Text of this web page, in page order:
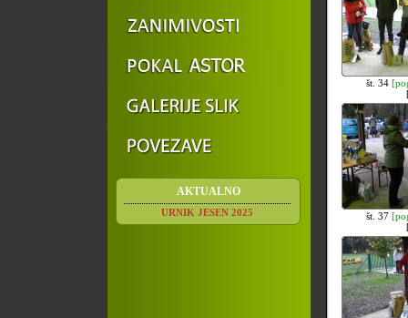
AKTUALNO
URNIK JESEN 2025
št. 34
št. 37